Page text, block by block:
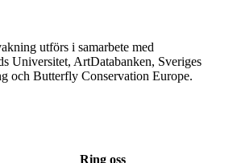
utförs i samarbete med
Universitet, ArtDatabanken, Sveriges
och Butterfly Conservation Europe.
Ring oss